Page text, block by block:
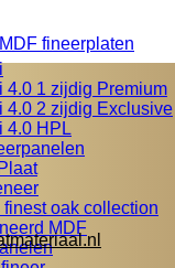
fineerplaten
4.0 1 zijdig Premium
4.0 2 zijdig Exclusive
4.0 HPL
finest oak collection
MDF